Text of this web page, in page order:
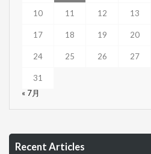
10 11 12 13
17 18 19 20
24 25 26 27
31
« 7月
Recent Articles